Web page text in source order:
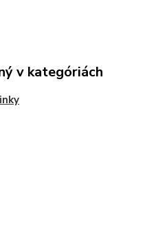
v kategóriách